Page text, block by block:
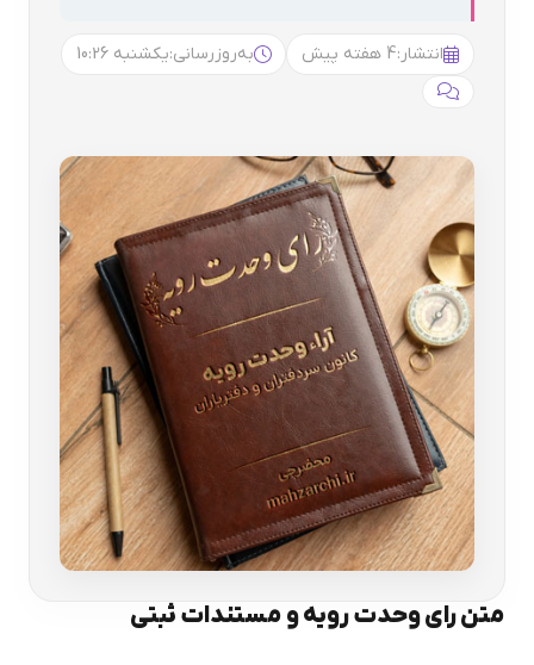
انتشار:4 هفته پیش به‌روزرسانی:یکشنبه 10:26
متن رای وحدت رویه و مستندات ثبتی